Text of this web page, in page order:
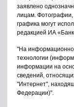
заявлено
лицам. Фотографии,
графика могут
редакцией ИА
"На
технологии
информации на
сведений,
"Интернет",
Федерации)".